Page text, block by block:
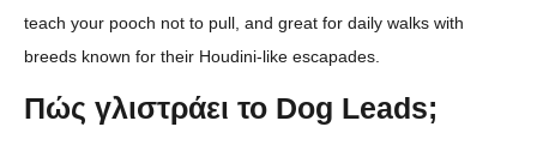
teach your pooch not to pull, and great for daily walks with
breeds known for their Houdini-like escapades.
Πώς γλιστράει το Dog Leads;